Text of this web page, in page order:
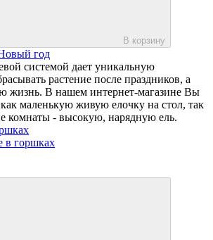
В корзину
год
системой дает уникальную
растение после праздников, а
жизнь. В нашем интернет-магазине Вы
маленькую живую елочку на стол, так
комнаты - высокую, нарядную ель.
в горшках